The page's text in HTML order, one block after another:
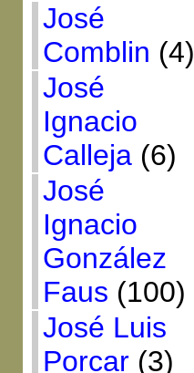
José
Comblin (4)
José
Ignacio
Calleja(6)
José
Ignacio
González
Faus (100)
José Luis
Porcar(3)